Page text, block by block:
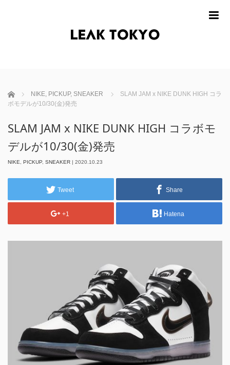
ホーム NIKE, PICKUP, SNEAKER
SLAM JAM x NIKE DUNK HIGH コラ
ボモデルが10/30(金)発売
SLAM JAM x NIKE DUNK HIGH コラボモ
デルが10/30(金)発売
NIKE PICKUP SNEAKER | 2020.10.23
Tweet Share
+1 Hatena